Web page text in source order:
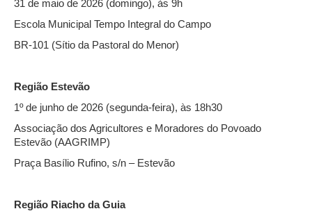
31 de maio de 2026 (domingo), às 9h
Escola Municipal Tempo Integral do Campo
BR-101 (Sítio da Pastoral do Menor)
Região Estevão
1º de junho de 2026 (segunda-feira), às 18h30
Associação dos Agricultores e Moradores do Povoado
Estevão (AAGRIMP)
Praça Basílio Rufino, s/n – Estevão
Região Riacho da Guia